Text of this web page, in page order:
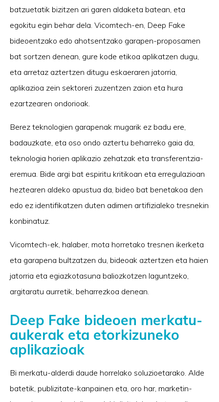
batzuetatik bizitzen ari garen aldaketa batean, eta
egokitu egin behar dela. Vicomtech-en, Deep Fake
bideoentzako edo ahotsentzako garapen-proposamen
bat sortzen denean, gure kode etikoa aplikatzen dugu,
eta arretaz aztertzen ditugu eskaeraren jatorria,
aplikazioa zein sektoreri zuzentzen zaion eta hura
ezartzearen ondorioak.
Berez teknologien garapenak mugarik ez badu ere,
badauzkate, eta oso ondo aztertu beharreko gaia da,
teknologia horien aplikazio zehatzak eta transferentzia-
eremua. Bide argi bat espiritu kritikoan eta erregulazioan
heztearen aldeko apustua da, bideo bat benetakoa den
edo ez identifikatzen duten adimen artifizialeko tresnekin
konbinatuz.
Vicomtech-ek, halaber, mota horretako tresnen ikerketa
eta garapena bultzatzen du, bideoak aztertzen eta haien
jatorria eta egiazkotasuna baliozkotzen laguntzeko,
argitaratu aurretik, beharrezkoa denean.
Deep Fake bideoen merkatu-
aukerak eta etorkizuneko
aplikazioak
Bi merkatu-alderdi daude horrelako soluzioetarako. Alde
batetik, publizitate-kanpainen eta, oro har, marketin-